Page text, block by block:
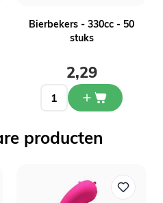
Bierbekers - 330cc - 50
stuks
2,29
producten